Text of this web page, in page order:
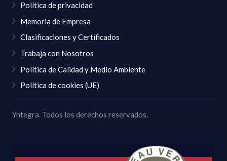
Política de privacidad
Memoria de Empresa
Clasificaciones y Certificados
Trabaja con Nosotros
Política de Calidad y Medio Ambiente
Política de cookies (UE)
Yntegra. Todos los derechos reservados.